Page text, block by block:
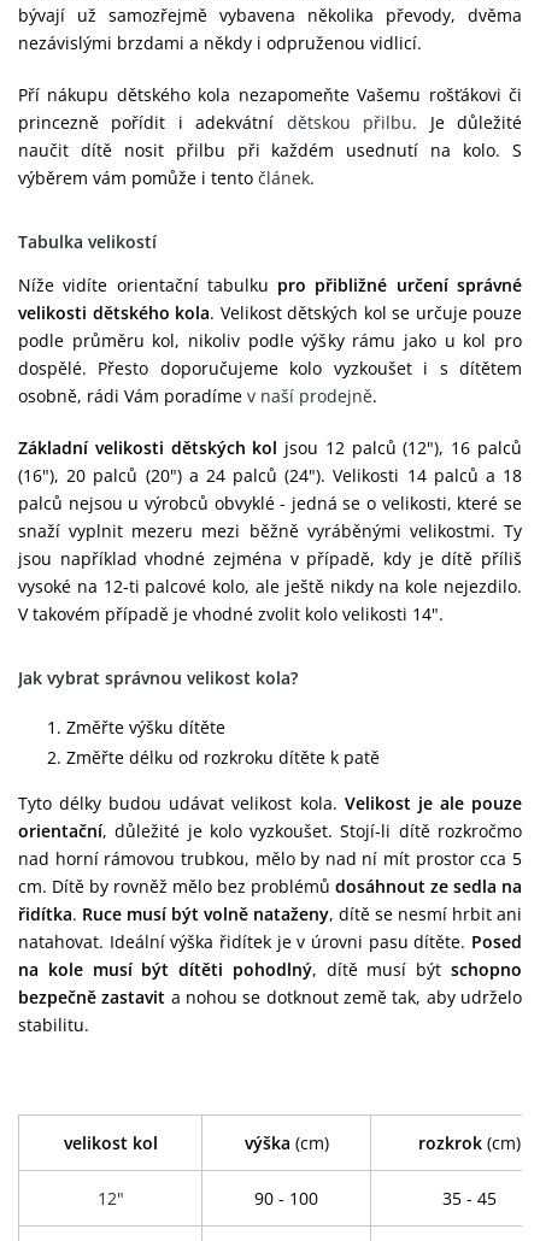
bývají už samozřejmě vybavena několika převody, dvěma
nezávislými brzdami a někdy i odpruženou vidlicí.
Pří nákupu dětského kola nezapomeňte Vašemu rošťákovi či
princezně pořídit i adekvátní dětskou přilbu. Je důležité
naučit dítě nosit přilbu při každém usednutí na kolo. S
výběrem vám pomůže i tento článek.
Tabulka velikostí
Níže vidíte orientační tabulku pro přibližné určení správné
velikosti dětského kola. Velikost dětských kol se určuje pouze
podle průměru kol, nikoliv podle výšky rámu jako u kol pro
dospělé. Přesto doporučujeme kolo vyzkoušet i s dítětem
osobně, rádi Vám poradíme v naší prodejně.
Základní velikosti dětských kol jsou 12 palců (12"), 16 palců
(16"), 20 palců (20") a 24 palců (24"). Velikosti 14 palců a 18
palců nejsou u výrobců obvyklé - jedná se o velikosti, které se
snaží vyplnit mezeru mezi běžně vyráběnými velikostmi. Ty
jsou například vhodné zejména v případě, kdy je dítě příliš
vysoké na 12-ti palcové kolo, ale ještě nikdy na kole nejezdilo.
V takovém případě je vhodné zvolit kolo velikosti 14".
Jak vybrat správnou velikost kola?
Změřte výšku dítěte
Změřte délku od rozkroku dítěte k patě
Tyto délky budou udávat velikost kola. Velikost je ale pouze
orientační, důležité je kolo vyzkoušet. Stojí-li dítě rozkročmo
nad horní rámovou trubkou, mělo by nad ní mít prostor cca 5
cm. Dítě by rovněž mělo bez problémů dosáhnout ze sedla na
řidítka. Ruce musí být volně nataženy, dítě se nesmí hrbit ani
natahovat. Ideální výška řidítek je v úrovni pasu dítěte. Posed
na kole musí být dítěti pohodlný, dítě musí býtschopno
bezpečně zastavit a nohou se dotknout země tak, aby udrželo
stabilitu.
velikost kol výška (cm) rozkrok (cm)
12" 90 - 100 35 - 45